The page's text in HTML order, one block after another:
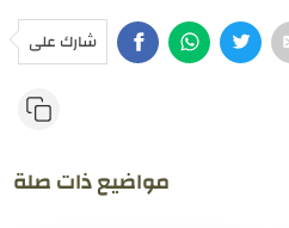
شارك على
مواضيع ذات صلة